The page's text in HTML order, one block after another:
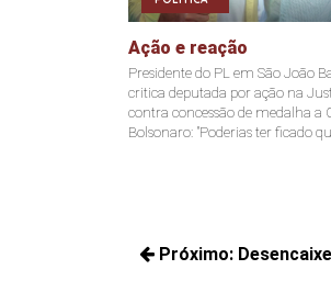
Ação e reação
Presidente do PL em São João
critica deputada por ação na
contra concessão de medalha a
Bolsonaro: "Poderias ter ficado
Navegação
Próximo: Desencaixe